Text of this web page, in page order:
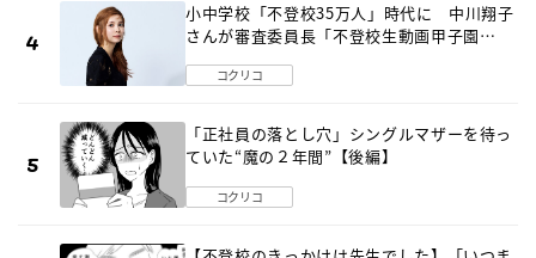
小中学校「不登校35万人」時代に 中川翔子
さんが審査委員長「不登校生動画甲子園
コクリコ
「正社員の落とし穴」シングルマザーを待っ
ていた“魔の２年間”【後編】
コクリコ